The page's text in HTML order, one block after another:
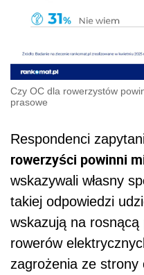
Czy OC dla rowerzystów
prasowe
Respondenci
rowerzyści powinni
wskazywali własny
takiej odpowiedzi
wskazują na
rowerów
zagrożenia ze